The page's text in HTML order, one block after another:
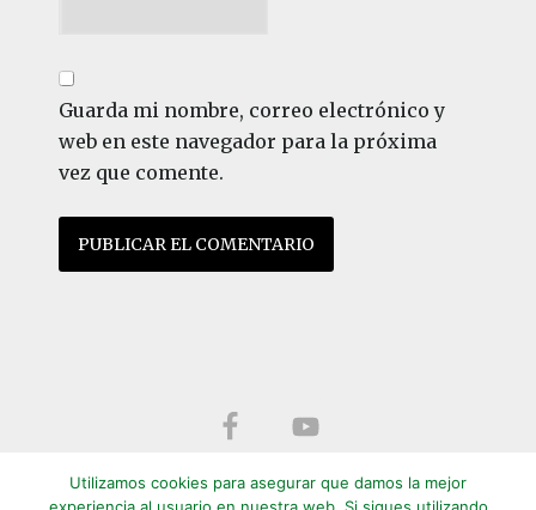
Guarda mi nombre, correo electrónico y
web en este navegador para la próxima
vez que comente.
Utilizamos cookies para asegurar que damos la mejor